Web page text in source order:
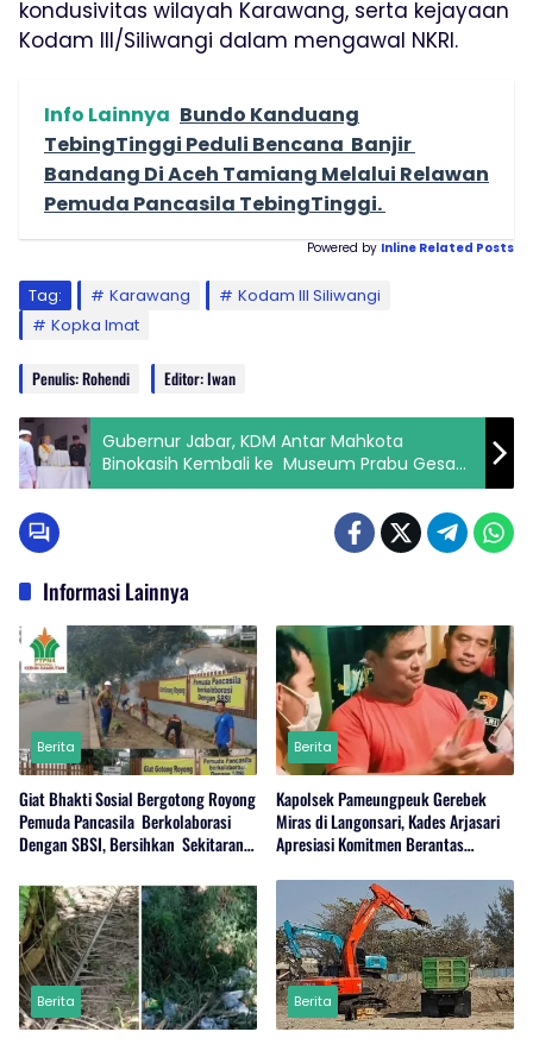
kondusivitas wilayah Karawang, serta kejayaan
Kodam III/Siliwangi dalam mengawal NKRI.
Info Lainnya Bundo Kanduang
TebingTinggi Peduli Bencana Banjir
Bandang Di Aceh Tamiang Melalui Relawan
Pemuda Pancasila TebingTinggi.
Powered by Inline Related Posts
Tag: Karawang
Kodam lll Siliwangi
Kopka Imat
Penulis: Rohendi Editor: Iwan
Gubernur Jabar, KDM Antar Mahkota
Binokasih Kembali ke Museum Prabu Gesan
Ulun
Informasi Lainnya
Berita
Giat Bhakti Sosial Bergotong Royong
Pemuda Pancasila Berkolaborasi
Dengan SBSI, Bersihkan Sekitaran
Berita
Kapolsek Pameungpeuk Gerebek
Miras di Langonsari, Kades Arjasari
Apresiasi Komitmen Berantas
Berita Berita